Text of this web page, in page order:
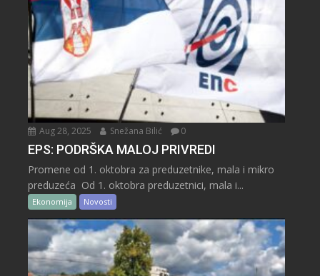
Aug 28, 2025 Snežana Bilić 0
EPS: PODRŠKA MALOJ PRIVREDI
Promene od 1. oktobra za preduzetnike, mala i mikro
preduzeća Od 1. oktobra preduzetnici, mala i...
Ekonomija Novosti